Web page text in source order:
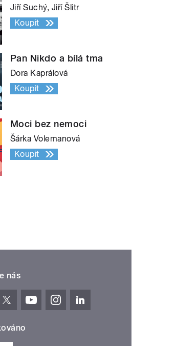
Jiří Suchý, Jiří Šlitr
Koupit
Pan Nikdo a bílá tma
Dora Kaprálová
Koupit
Moci bez nemoci
Šárka Volemanová
Koupit
nás